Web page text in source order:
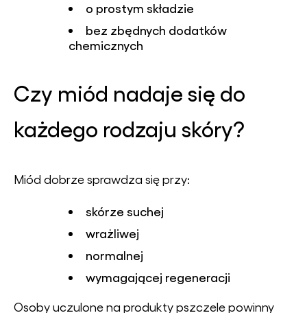
o prostym składzie
bez zbędnych dodatków
chemicznych
Czy miód nadaje się do
każdego rodzaju skóry?
Miód dobrze sprawdza się przy:
skórze suchej
wrażliwej
normalnej
wymagającej regeneracji
Osoby uczulone na produkty pszczele powinny